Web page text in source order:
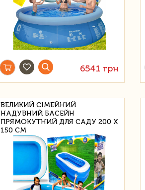
6541 грн
ВЕЛИКИЙ СІМЕЙНИЙ
НАДУВНИЙ БАСЕЙН
ПРЯМОКУТНИЙ ДЛЯ САДУ 200 Х
150 СМ